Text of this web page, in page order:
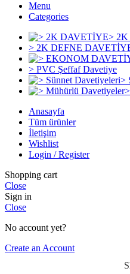
Menu
Categories
>
> 2K DEFNE
> PVC Şeffaf Davetiye
>
Anasayfa
Tüm ürünler
İletişim
Wishlist
Login / Register
Shopping cart
Close
Sign in
Close
No account yet?
Create an Account